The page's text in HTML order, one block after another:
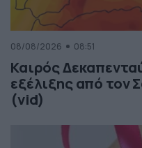
08/08/2026 08:51
Καιρός
εξέλιξης από τον
(vid)